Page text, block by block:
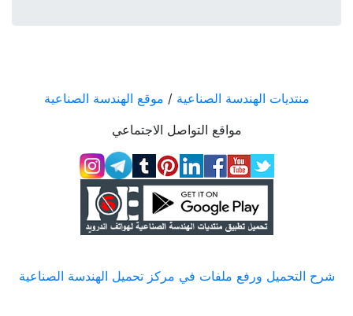
منتديات الهندسة الصناعية / موقع الهندسة الصناعية
مواقع التواصل الاجتماعي
شرح التحميل ورفع ملفات في مركز تحميل الهندسة الصناعية